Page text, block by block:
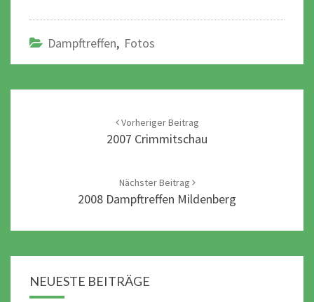
Dampftreffen, Fotos
Vorheriger Beitrag
2007 Crimmitschau
Nächster Beitrag
2008 Dampftreffen Mildenberg
NEUESTE BEITRÄGE